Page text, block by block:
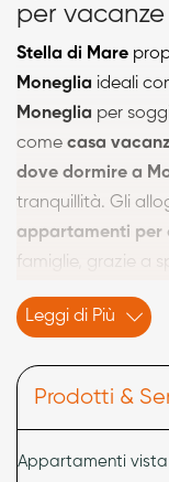
per
Stella di Mare
Moneglia ideali
Moneglia per
come casa
dove dormire a
tranquillità. Gli
appartamenti per
famiglie, grazie a
minuti. Stella di
parcheggio
Gli alloggi diStella
Leggi di Più
Prodotti &
Appartamenti vista